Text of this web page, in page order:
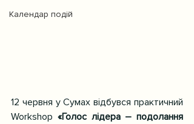
Календар подій
12 червня у Сумах відбувся практичний
Workshop «Голос лідера – подолання